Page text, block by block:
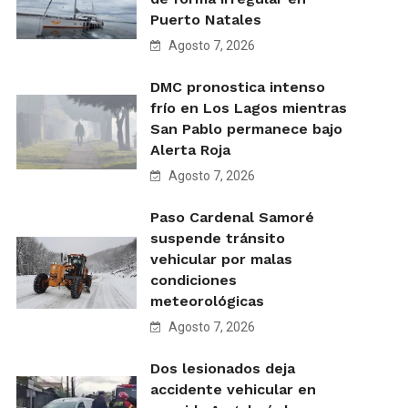
Puerto Natales
Agosto 7, 2026
DMC pronostica intenso
frío en Los Lagos mientras
San Pablo permanece bajo
Alerta Roja
Agosto 7, 2026
Paso Cardenal Samoré
suspende tránsito
vehicular por malas
condiciones
meteorológicas
Agosto 7, 2026
Dos lesionados deja
accidente vehicular en